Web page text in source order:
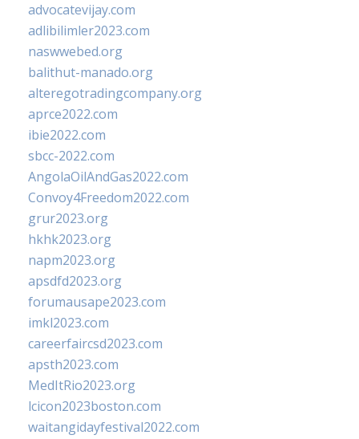
advocatevijay.com
adlibilimler2023.com
naswwebed.org
balithut-manado.org
alteregotradingcompany.org
aprce2022.com
ibie2022.com
sbcc-2022.com
AngolaOilAndGas2022.com
Convoy4Freedom2022.com
grur2023.org
hkhk2023.org
napm2023.org
apsdfd2023.org
forumausape2023.com
imkl2023.com
careerfaircsd2023.com
apsth2023.com
MedItRio2023.org
lcicon2023boston.com
waitangidayfestival2022.com